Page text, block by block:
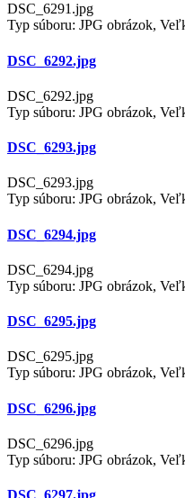
DSC_6291.jpg
Typ súboru: JPG obrázok,
DSC_6292.jpg
DSC_6292.jpg
Typ súboru: JPG obrázok,
DSC_6293.jpg
DSC_6293.jpg
Typ súboru: JPG obrázok,
DSC_6294.jpg
DSC_6294.jpg
Typ súboru: JPG obrázok,
DSC_6295.jpg
DSC_6295.jpg
Typ súboru: JPG obrázok,
DSC_6296.jpg
DSC_6296.jpg
Typ súboru: JPG obrázok,